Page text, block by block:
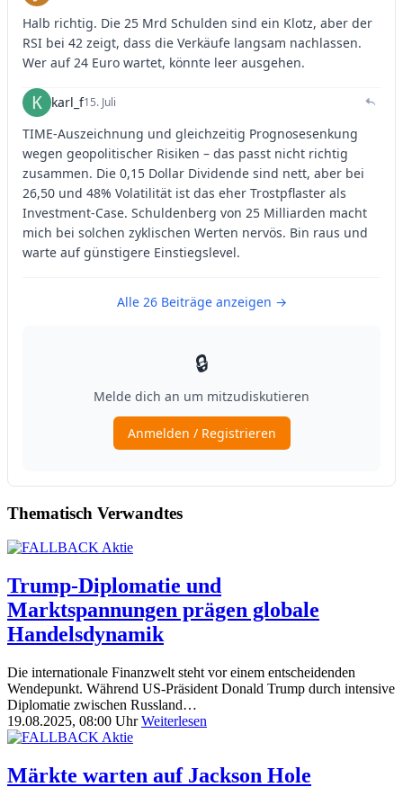
Thematisch Verwandtes
Trump-Diplomatie und
Marktspannungen prägen globale
Handelsdynamik
Die internationale Finanzwelt steht vor einem entscheidenden
Wendepunkt. Während US-Präsident Donald Trump durch intensive
Diplomatie zwischen Russland…
19.08.2025, 08:00 Uhr Weiterlesen
Märkte warten auf Jackson Hole